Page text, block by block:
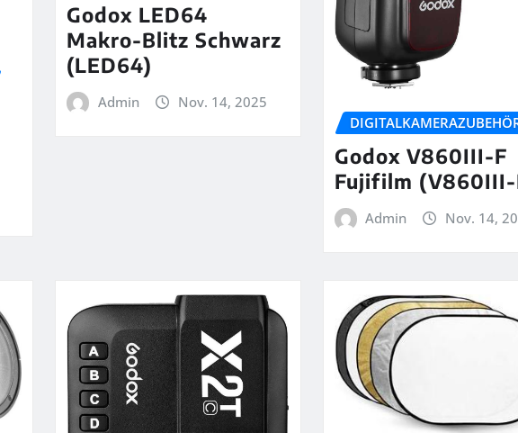
Godox LED64
Makro-Blitz Schwarz
(LED64)
Admin
Nov. 14, 2025
Godox V860III-F
Fujifilm (V860III-
Admin Nov. 14,